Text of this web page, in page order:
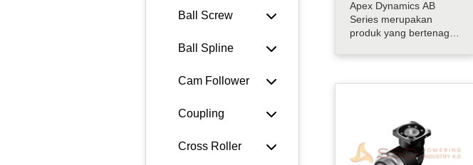
Ball Screw
Ball Spline
Cam Follower
Coupling
Cross Roller
Apex Dynamics AB
Series merupakan
produk yang bertenaga,
cepat, cocok untuk
Apex Dynamics AB
Technology. Presisi
Tertinggi, Torsi Tertinggi,
dan Pengoperasian